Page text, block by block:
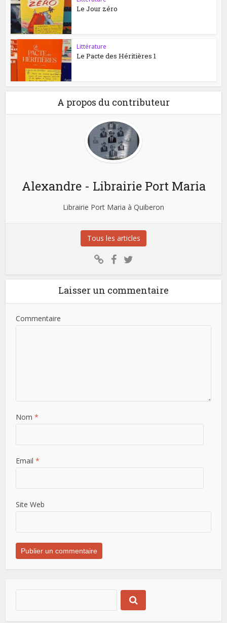
Le Jour zéro
Littérature
Le Pacte des Héritières 1
A propos du contributeur
Alexandre - Librairie Port Maria
Librairie Port Maria à Quiberon
Tous les articles
Laisser un commentaire
Commentaire
Nom *
Email *
Site Web